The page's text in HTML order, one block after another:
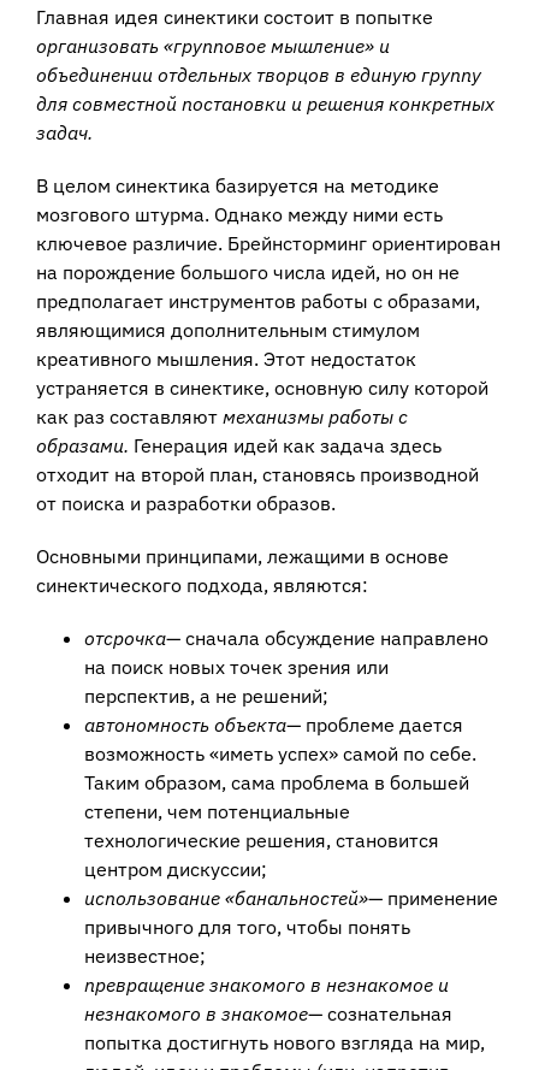
Главная идея синектики состоит в попытке
организовать «групповое мышление» и
объединении отдельных творцов в единую группу
для совместной постановки и решения конкретных
задач.
В целом синектика базируется на методике
мозгового штурма. Однако между ними есть
ключевое различие. Брейнсторминг ориентирован
на порождение большого числа идей, но он не
предполагает инструментов работы с образами,
являющимися дополнительным стимулом
креативного мышления. Этот недостаток
устраняется в синектике, основную силу которой
как раз составляют механизмы работы с
образами. Генерация идей как задача здесь
отходит на второй план, становясь производной
от поиска и разработки образов.
Основными принципами, лежащими в основе
синектического подхода, являются:
отсрочка— сначала обсуждение направлено
на поиск новых точек зрения или
перспектив, а не решений;
автономность объекта— проблеме дается
возможность «иметь успех» самой по себе.
Таким образом, сама проблема в большей
степени, чем потенциальные
технологические решения, становится
центром дискуссии;
использование «банальностей»— применение
привычного для того, чтобы понять
неизвестное;
превращение знакомого в незнакомое и
незнакомого в знакомое— сознательная
попытка достигнуть нового взгляда на мир,